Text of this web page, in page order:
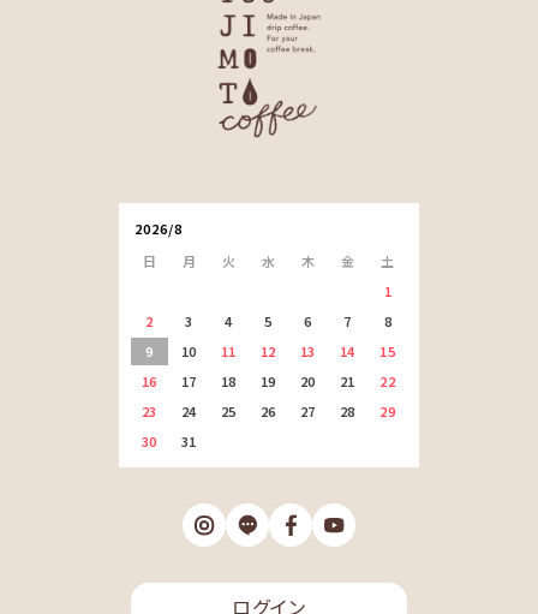
2026/8
日
月 火 水 木 金
土
1
2
3 4 5 6 7
8
9
10 11 12 13 14
15
16
17 18 19 20 21
22
23
24 25 26 27 28
29
30
31
ログイン